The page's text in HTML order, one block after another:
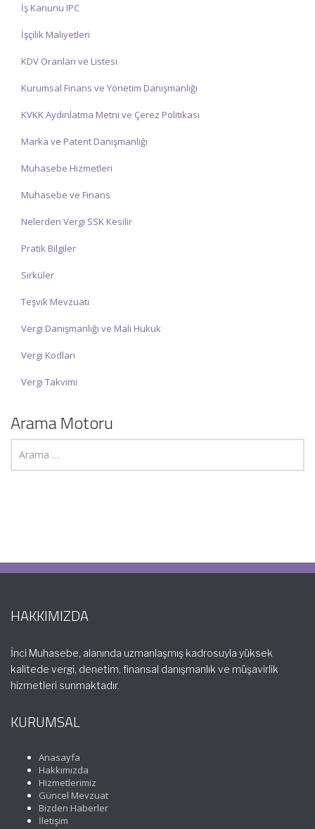
İş Kanunu IPC
İşçilik Maliyetleri
KDV Oranları ve Listesi
Kurumsal Finans ve Yönetim Danışmanlığı
KVKK Aydınlatma Metni ve Çerez Politikası
Marka ve Patent Danışmanlığı
Muhasebe Hizmetleri
Muhasebe ve Finans
Nelerden Vergi SSK Kesilir
Pratik Bilgiler
Sirküler
Teşvik Mevzuatı
Vergi Danışmanlığı ve Mali Hukuk
Vergi Kodları
Vergi Takvimi
Arama Motoru
HAKKIMIZDA
İnci Muhasebe, alanında uzmanlaşmış kadrosuyla yüksek
kalitede vergi, denetim, finansal danışmanlık ve müşavirlik
hizmetleri sunmaktadır.
KURUMSAL
Anasayfa
Hakkımızda
Hizmetlerimiz
Güncel Mevzuat
Bizden Haberler
İletişim